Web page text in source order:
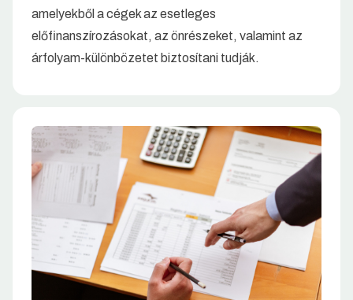
amelyekből a cégek az esetleges
előfinanszírozásokat, az önrészeket, valamint az
árfolyam-különbözetet biztosítani tudják.